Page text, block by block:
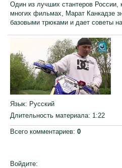
Один из лучших стантеров России,
многих фильмах, Марат Канкадзе
базовыми трюками и дает советы
Язык: Русский
Длительность материала: 1:22
Всего комментариев: 0
Войдите: